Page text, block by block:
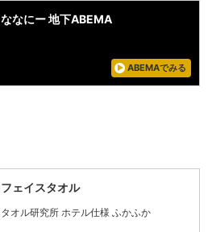
ななにー 地下ABEMA
ABEMAでみる
フェイスタオル
タオル研究所 ホテル仕様 ふかふか